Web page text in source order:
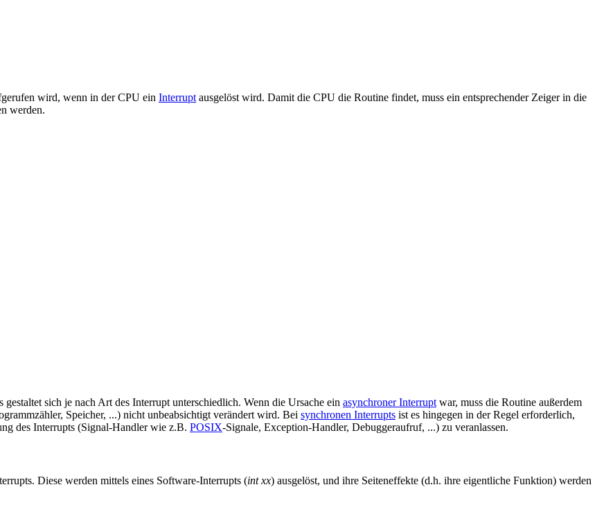
wird, wenn in der CPU ein Interrupt ausgelöst wird. Damit die CPU die Routine findet, muss ein entsprechender Zeiger in die
werden.
sich je nach Art des Interrupt unterschiedlich. Wenn die Ursache ein asynchroner Interrupt war, muss die Routine außerdem
Speicher, ...) nicht unbeabsichtigt verändert wird. Bei synchronen Interrupts ist es hingegen in der Regel erforderlich,
des Interrupts (Signal-Handler wie z.B. POSIX-Signale, Exception-Handler, Debuggeraufruf, ...) zu veranlassen.
Diese werden mittels eines Software-Interrupts (int xx) ausgelöst, und ihre Seiteneffekte (d.h. ihre eigentliche Funktion) werden